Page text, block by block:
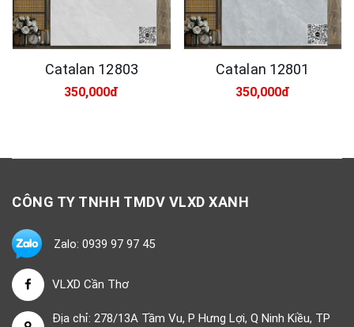
Catalan 12803
350,000đ
Catalan 12801
350,000đ
CÔNG TY TNHH TMDV VLXD XANH
Zalo: 0939 97 97 45
VLXD Cần Thơ
Địa chỉ: 278/13A Tầm Vu, P Hưng Lợi, Q Ninh Kiều, TP